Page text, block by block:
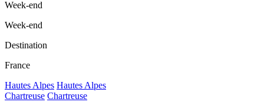
Week-end
Week-end
Destination
France
Hautes Alpes Hautes Alpes
Chartreuse Chartreuse